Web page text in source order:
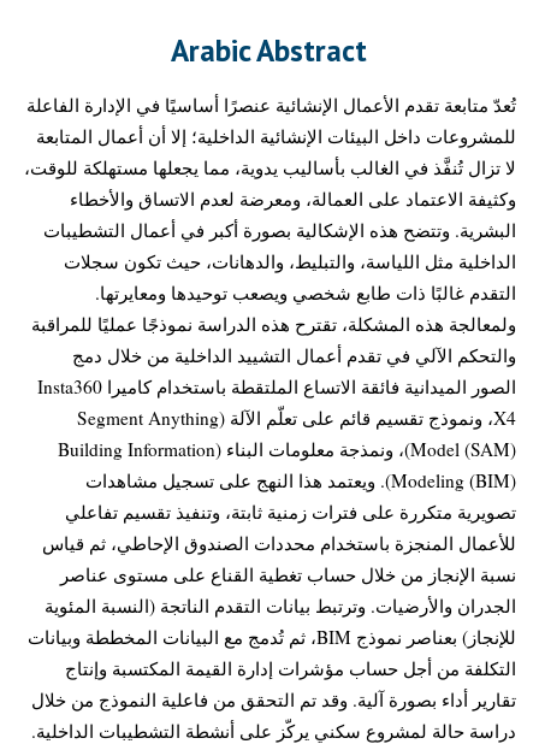
Arabic Abstract
تُعدّ متابعة تقدم الأعمال الإنشائية عنصرًا أساسيًا في الإدارة الفاعلة
للمشروعات داخل البيئات الإنشائية الداخلية؛ إلا أن أعمال المتابعة
لا تزال تُنفَّذ في الغالب بأساليب يدوية، مما يجعلها مستهلكة للوقت،
وكثيفة الاعتماد على العمالة، ومعرضة لعدم الاتساق والأخطاء
البشرية. وتتضح هذه الإشكالية بصورة أكبر في أعمال التشطيبات
الداخلية مثل اللياسة، والتبليط، والدهانات، حيث تكون سجلات
التقدم غالبًا ذات طابع شخصي ويصعب توحيدها ومعايرتها.
ولمعالجة هذه المشكلة، تقترح هذه الدراسة نموذجًا عمليًا للمراقبة
والتحكم الآلي في تقدم أعمال التشييد الداخلية من خلال دمج
الصور الميدانية فائقة الاتساع الملتقطة باستخدام كاميرا Insta360
X4، ونموذج تقسيم قائم على تعلّم الآلة (Segment Anything
Model (SAM))، ونمذجة معلومات البناء (Building Information
Modeling (BIM)). ويعتمد هذا النهج على تسجيل مشاهدات
تصويرية متكررة على فترات زمنية ثابتة، وتنفيذ تقسيم تفاعلي
للأعمال المنجزة باستخدام محددات الصندوق الإحاطي، ثم قياس
نسبة الإنجاز من خلال حساب تغطية القناع على مستوى عناصر
الجدران والأرضيات. وترتبط بيانات التقدم الناتجة (النسبة المئوية
للإنجاز) بعناصر نموذج BIM، ثم تُدمج مع البيانات المخططة وبيانات
التكلفة من أجل حساب مؤشرات إدارة القيمة المكتسبة وإنتاج
تقارير أداء بصورة آلية. وقد تم التحقق من فاعلية النموذج من خلال
دراسة حالة لمشروع سكني يركّز على أنشطة التشطيبات الداخلية.